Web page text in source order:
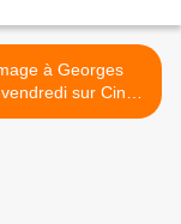
à Georges
sur Ciné+
sur France 5.